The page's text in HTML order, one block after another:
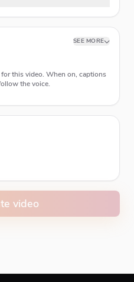
SEE MORE
this video. When on, captions
the voice.
video